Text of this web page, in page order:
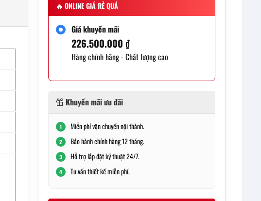
🔥 ONLINE GIÁ RẺ QUÁ
Giá khuyến mãi
226.500.000 ₫
Hàng chính hãng - Chất lượng cao
Khuyến mãi ưu đãi
1 Miễn phí vận chuyển nội thành.
2 Bảo hành chính hãng 12 tháng.
3 Hỗ trợ lắp đặt kỹ thuật 24/7.
4 Tư vấn thiết kế miễn phí.